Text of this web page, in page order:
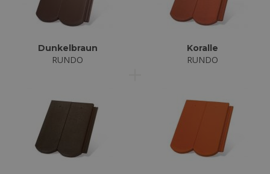
Dunkelbraun
RUNDO
Koralle
RUNDO